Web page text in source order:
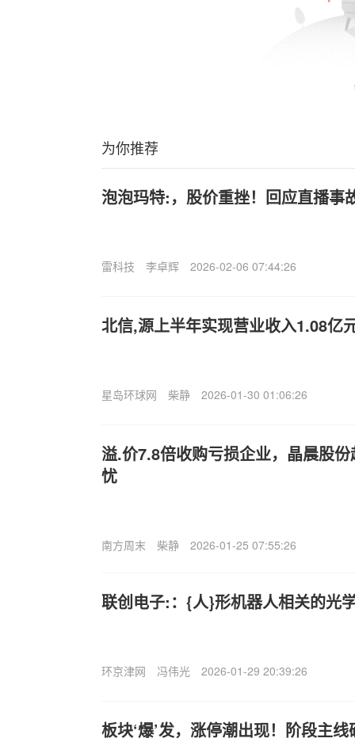
为你推荐
泡泡玛特:，股价重挫！回应直播
雷科技 李卓辉 2026-02-06 07:44:26
北信,源上半年实现营业收入1.08亿
星岛环球网 柴静 2026-01-30 01:06:26
溢.价7.8倍收购亏损企业，晶晨股
忧
南方周末 柴静 2026-01-25 07:55:26
联创电子:：{人}形机器人相关的光
环京津网 冯伟光 2026-01-29 20:39:26
板块‘爆’发，涨停潮出现！阶段主